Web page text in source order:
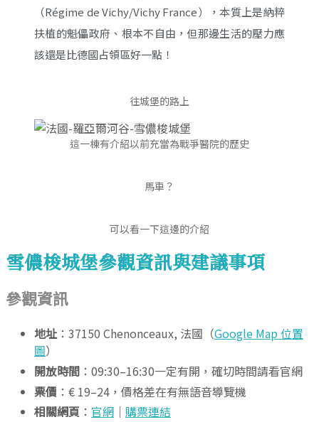
（Régime de Vichy/Vichy France），本質上是納粹
扶植的魁儡政府、根本不自由，但那邊生活的壓力應
該還是比德國占領區好一點！
往城堡的路上
這一棟有介紹以前充當為戰爭醫院的歷史
馬車？
可以看一下這邊的介紹
雪儂梭城堡參觀資訊與建議事項
參觀資訊
地址：37150 Chenonceaux, 法國（Google Map 位置
圖）
開放時間 ：09:30–16:30一定有開，確切時間請看官網
票價 ：€ 19–24，價格差在有無語音導覽機
相關網頁 ： 官網 ｜ 購票連結